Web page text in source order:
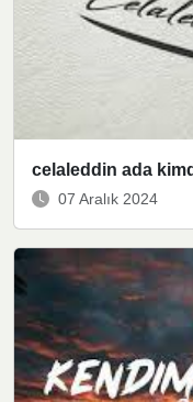
celaleddin ada
07 Aralık 2024